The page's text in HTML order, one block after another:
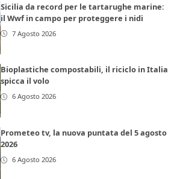
Sicilia da record per le tartarughe marine:
il Wwf in campo per proteggere i nidi
7 Agosto 2026
Bioplastiche compostabili, il riciclo in Italia
spicca il volo
6 Agosto 2026
Prometeo tv, la nuova puntata del 5 agosto
2026
6 Agosto 2026